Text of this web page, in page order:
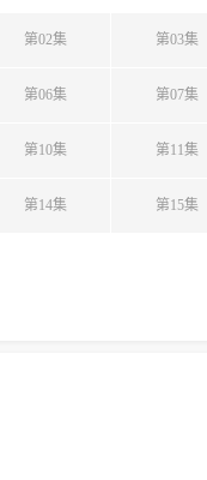
第02集 第03集
第06集 第07集
第10集 第11集
第14集 第15集